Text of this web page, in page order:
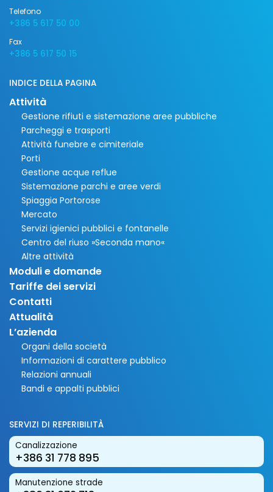
Telefono
+386 5 617 50 00
Fax
+386 5 617 50 15
INDICE DELLA PAGINA
Attività
Gestione rifiuti e sistemazione aree pubbliche
Parcheggi e trasporti
Attività funebre e cimiteriale
Porti
Gestione acque reflue
Sistemazione parchi e aree verdi
Spiaggia Portorose
Mercato
Servizi igienici pubblici e fontanelle
Centro del riuso »Seconda mano«
Altre attività
Moduli e domande
Tariffe dei servizi
Contatti
Attualità
L’azienda
Organi della società
Informazioni di carattere pubblico
Relazioni annuali
Bandi e appalti pubblici
SERVIZI DI REPERIBILITÀ
Canalizzazione
+386 31 778 895
Manutenzione strade